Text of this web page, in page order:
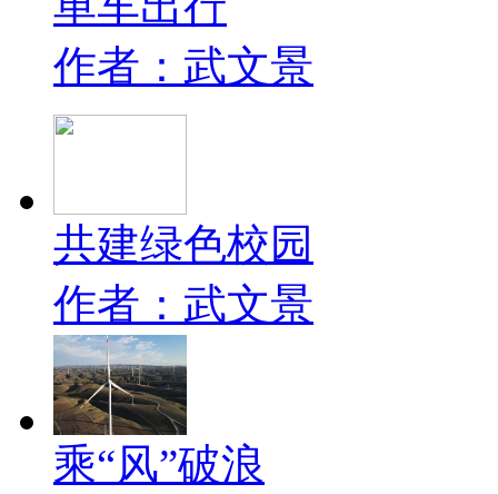
作者：武文景
共建绿色校园
作者：武文景
乘“风”破浪